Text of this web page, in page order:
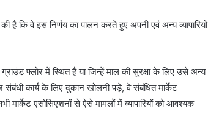
है कि वे इस निर्णय का पालन करते हुए अपनी एवं अन्य व्यापारियों
फ्लोर में स्थित हैं या जिन्हें माल की सुरक्षा के लिए उसे अन्य
कार्य के लिए दुकान खोलनी पड़े, वे संबंधित मार्केट
मार्केट एसोसिएशनों से ऐसे मामलों में व्यापारियों को आवश्यक